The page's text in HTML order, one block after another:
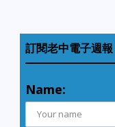
訂閱老中電子週報
Name: